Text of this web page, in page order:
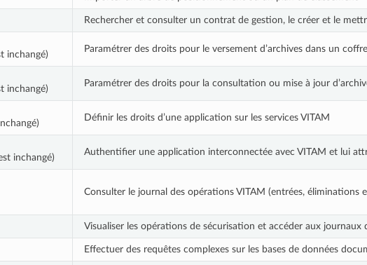
Rechercher et consulter un contrat de gestion, le créer et le
inchangé)
Paramétrer des droits pour le versement d’archives dans un
inchangé)
Paramétrer des droits pour la consultation ou mise à jour
Définir les droits d’une application sur les services VITAM
inchangé)
Authentifier une application interconnectée avec VITAM et lui
Consulter le journal des opérations VITAM (entrées, éliminations
Visualiser les opérations de sécurisation et accéder aux journaux
Effectuer des requêtes complexes sur les bases de données